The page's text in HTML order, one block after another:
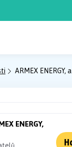
ARMEX ENERGY,
ENERGY,